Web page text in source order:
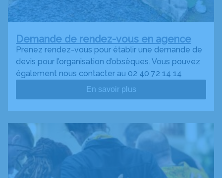
Demande de rendez-vous en agence
Prenez rendez-vous pour établir une demande de
devis pour l’organisation d’obsèques. Vous pouvez
également nous contacter au 02 40 72 14 14
En savoir plus